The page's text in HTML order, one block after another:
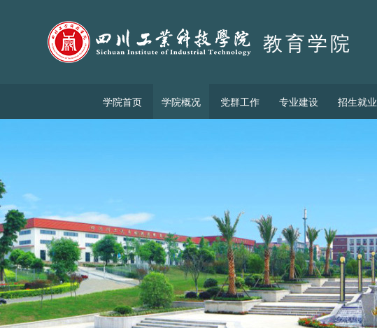
教育学院
学院首页 学院概况 党群工作 专业建设 招生就业